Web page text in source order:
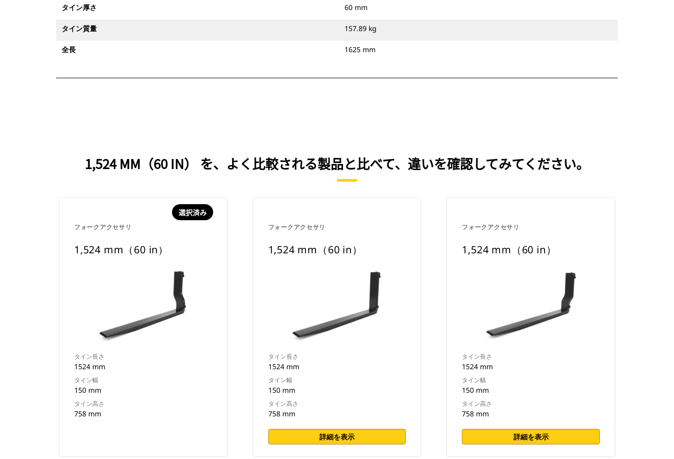
タイン厚さ 60 mm
タイン質量 157.89 kg
全長 1625 mm
1,524 MM（60 IN） を、よく比較される製品と比べて、違いを確認してみてください。
フォークアクセサリ
選択済み
1,524 mm（60 in）
タイン長さ
1524 mm
タイン幅
150 mm
タイン高さ
758 mm
フォークアクセサリ
1,524 mm（60 in）
タイン長さ
1524 mm
タイン幅
150 mm
タイン高さ
758 mm
詳細を表示
フォークアクセサリ
1,524 mm（60 in）
タイン長さ
1524 mm
タイン幅
150 mm
タイン高さ
758 mm
詳細を表示